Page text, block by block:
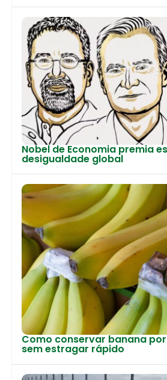
Nobel de Economia premia
desigualdade global
Como conservar banana
sem estragar rápido